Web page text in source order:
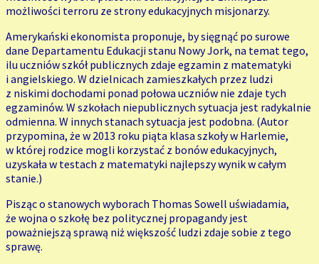
możliwości terroru ze strony edukacyjnych misjonarzy.
Amerykański ekonomista proponuje, by sięgnąć po surowe
dane Departamentu Edukacji stanu Nowy Jork, na temat tego,
ilu uczniów szkół publicznych zdaje egzamin z matematyki
i angielskiego. W dzielnicach zamieszkałych przez ludzi
z niskimi dochodami ponad połowa uczniów nie zdaje tych
egzaminów. W szkołach niepublicznych sytuacja jest radykalnie
odmienna. W innych stanach sytuacja jest podobna. (Autor
przypomina, że w 2013 roku piąta klasa szkoły w Harlemie,
w której rodzice mogli korzystać z bonów edukacyjnych,
uzyskała w testach z matematyki najlepszy wynik w całym
stanie.)
Pisząc o stanowych wyborach Thomas Sowell uświadamia,
że wojna o szkołę bez politycznej propagandy jest
poważniejszą sprawą niż większość ludzi zdaje sobie z tego
sprawę.